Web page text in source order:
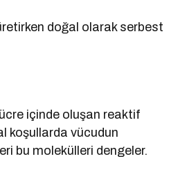
doğal olarak serbest
içinde oluşan reaktif
koşullarda vücudun
bu molekülleri dengeler.